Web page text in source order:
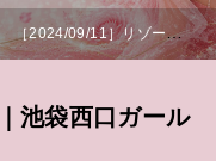
［2024/09/11］リゾート1st｜池袋西口ガールズダーツバー
池袋西口ガール